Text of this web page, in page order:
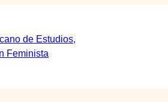
de Estudios,
Feminista